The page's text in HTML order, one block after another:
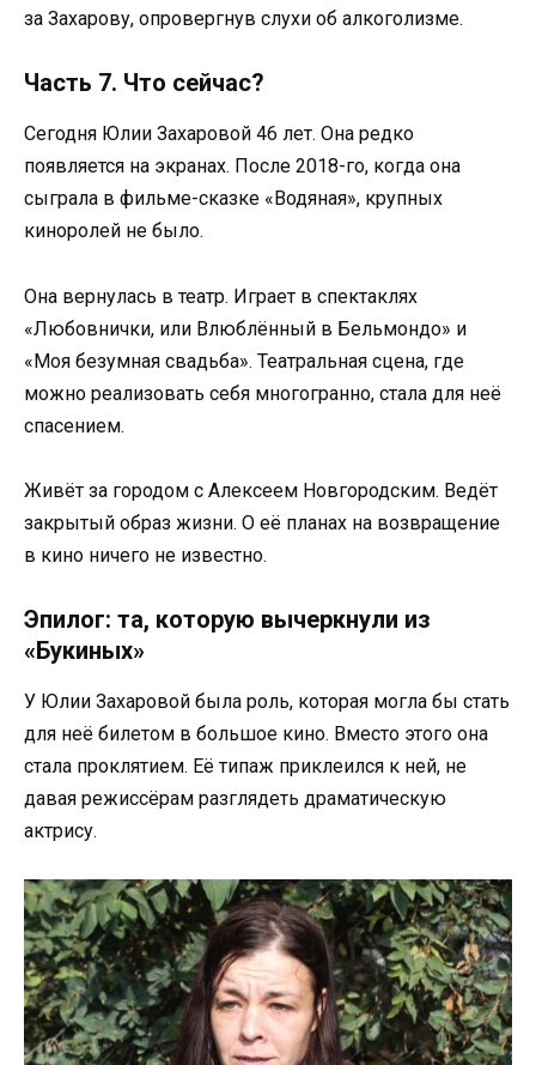
за Захарову, опровергнув слухи об алкоголизме.
Часть 7. Что сейчас?
Сегодня Юлии Захаровой 46 лет. Она редко
появляется на экранах. После 2018-го, когда она
сыграла в фильме-сказке «Водяная», крупных
киноролей не было.
Она вернулась в театр. Играет в спектаклях
«Любовнички, или Влюблённый в Бельмондо» и
«Моя безумная свадьба». Театральная сцена, где
можно реализовать себя многогранно, стала для неё
спасением.
Живёт за городом с Алексеем Новгородским. Ведёт
закрытый образ жизни. О её планах на возвращение
в кино ничего не известно.
Эпилог: та, которую вычеркнули из
«Букиных»
У Юлии Захаровой была роль, которая могла бы стать
для неё билетом в большое кино. Вместо этого она
стала проклятием. Её типаж приклеился к ней, не
давая режиссёрам разглядеть драматическую
актрису.